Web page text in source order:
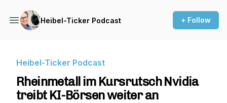
Heibel-Ticker Podcast + Follow
Heibel-Ticker Podcast
Rheinmetall im Kursrutsch Nvidia
treibt KI-Börsen weiter an